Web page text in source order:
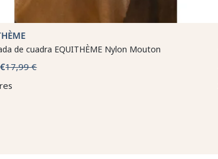
de cuadra EQUITHÈME Nylon Mouton
17,99 €